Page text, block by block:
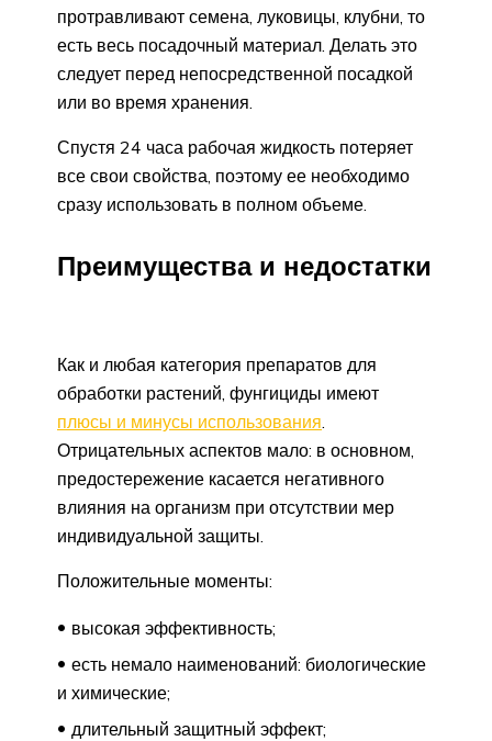
протравливают семена, луковицы, клубни, то
есть весь посадочный материал. Делать это
следует перед непосредственной посадкой
или во время хранения.
Спустя 24 часа рабочая жидкость потеряет
все свои свойства, поэтому ее необходимо
сразу использовать в полном объеме.
Преимущества и недостатки
Как и любая категория препаратов для
обработки растений, фунгициды имеют
плюсы и минусы использования.
Отрицательных аспектов мало: в основном,
предостережение касается негативного
влияния на организм при отсутствии мер
индивидуальной защиты.
Положительные моменты:
высокая эффективность;
есть немало наименований: биологические
и химические;
длительный защитный эффект;